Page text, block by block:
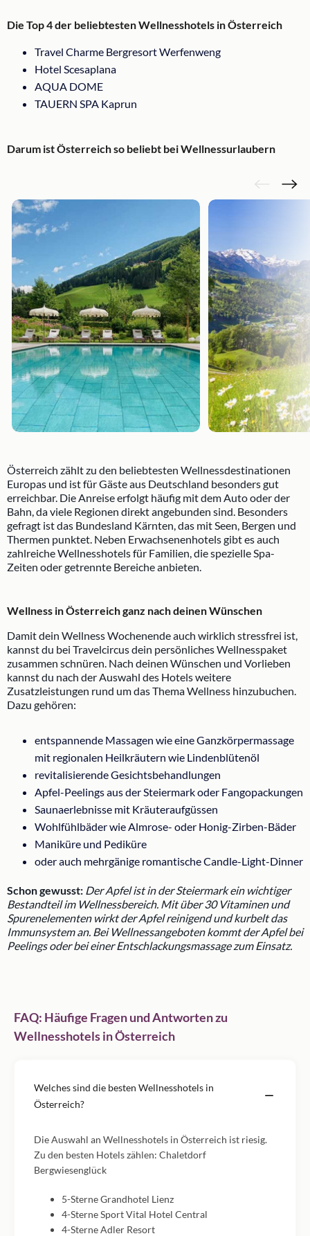
Die Top 4 der beliebtesten Wellnesshotels in Österreich
Travel Charme Bergresort Werfenweng
Hotel Scesaplana
AQUA DOME
TAUERN SPA Kaprun
Darum ist Österreich so beliebt bei Wellnessurlaubern
Österreich zählt zu den beliebtesten Wellnessdestinationen
Europas und ist für Gäste aus Deutschland besonders gut
erreichbar. Die Anreise erfolgt häufig mit dem Auto oder der
Bahn, da viele Regionen direkt angebunden sind. Besonders
gefragt ist das Bundesland Kärnten, das mit Seen, Bergen und
Thermen punktet. Neben Erwachsenenhotels gibt es auch
zahlreiche Wellnesshotels für Familien, die spezielle Spa-
Zeiten oder getrennte Bereiche anbieten.
Wellness in Österreich ganz nach deinen Wünschen
Damit dein Wellness Wochenende auch wirklich stressfrei ist,
kannst du bei Travelcircus dein persönliches Wellnesspaket
zusammen schnüren. Nach deinen Wünschen und Vorlieben
kannst du nach der Auswahl des Hotels weitere
Zusatzleistungen rund um das Thema Wellness hinzubuchen.
Dazu gehören:
entspannende Massagen wie eine Ganzkörpermassage
mit regionalen Heilkräutern wie Lindenblütenöl
revitalisierende Gesichtsbehandlungen
Apfel-Peelings aus der Steiermark oder Fangopackungen
Saunaerlebnisse mit Kräuteraufgüssen
Wohlfühlbäder wie Almrose- oder Honig-Zirben-Bäder
Maniküre und Pediküre
oder auch mehrgänige romantische Candle-Light-Dinner
Schon gewusst: Der Apfel ist in der Steiermark ein wichtiger
Bestandteil im Wellnessbereich. Mit über 30 Vitaminen und
Spurenelementen wirkt der Apfel reinigend und kurbelt das
Immunsystem an. Bei Wellnessangeboten kommt der Apfel bei
Peelings oder bei einer Entschlackungsmassage zum Einsatz.
FAQ: Häufige Fragen und Antworten zu
Wellnesshotels in Österreich
Welches sind die besten Wellnesshotels in
Österreich?
Die Auswahl an Wellnesshotels in Österreich ist riesig.
Zu den besten Hotels zählen: Chaletdorf
Bergwiesenglück
5-Sterne Grandhotel Lienz
4-Sterne Sport Vital Hotel Central
4-Sterne Adler Resort